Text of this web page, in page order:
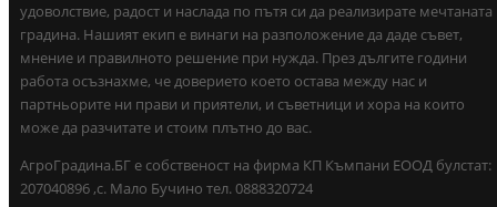
удоволствие, радост и наслада по пътя си да реализирате мечтаната
градина. Нашият екип е винаги на разположение да даде съвет,
мнение и правилното решение при нужда. През дългите години
работа осъзнахме, че доверието което остава между нас и
партньорите ни прави и приятели, и съветници и хора на които
може да разчитате и стоим плътно до вас.
АгроГрадина.БГ е собственост на фирма КП Къмпани ЕООД булстат:
207040896 ,с. Мало Бучино тел. 0888320724